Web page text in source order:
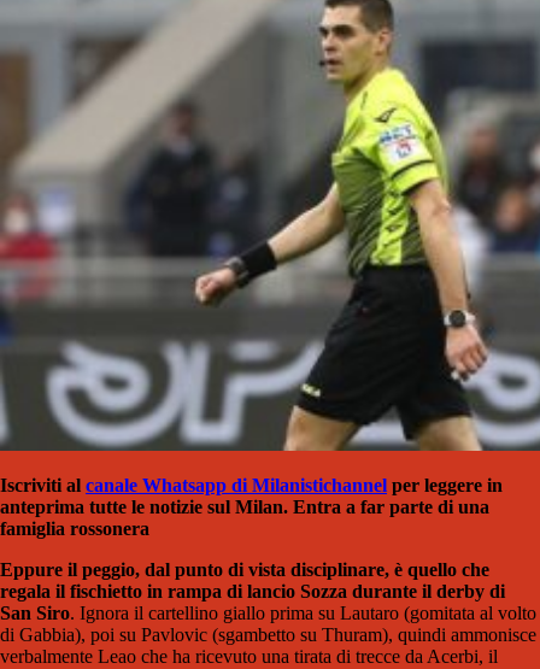
Iscriviti al canale Whatsapp di Milanistichannel per leggere in
anteprima tutte le notizie sul Milan. Entra a far parte di una
famiglia rossonera
Eppure il peggio, dal punto di vista disciplinare, è quello che
regala il fischietto in rampa di lancio Sozza durante il derby di
San Siro. Ignora il cartellino giallo prima su Lautaro (gomitata al volto
di Gabbia), poi su Pavlovic (sgambetto su Thuram), quindi ammonisce
verbalmente Leao che ha ricevuto una tirata di trecce da Acerbi, il